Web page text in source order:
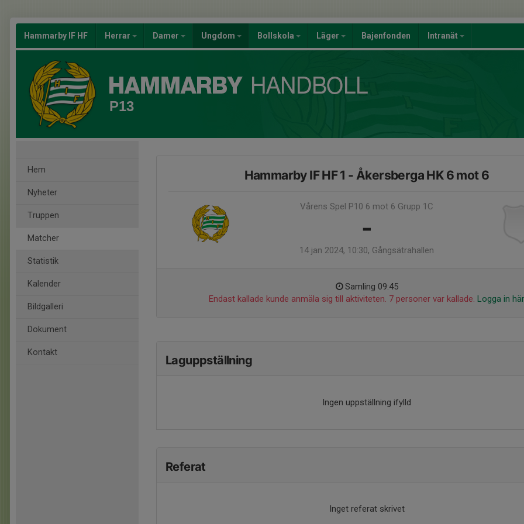
Hammarby IF HF Herrar Damer Ungdom Bollskola Läger Bajenfonden Intranät
P13
Hem
Nyheter
Truppen
Matcher
Statistik
Kalender
Bildgalleri
Dokument
Kontakt
Hammarby IF HF 1 - Åkersberga HK 6 mot 6
Vårens Spel P10 6 mot 6 Grupp 1C
-
14 jan 2024, 10:30, Gångsätrahallen
Samling 09:45
Endast kallade kunde anmäla sig till aktiviteten. 7 personer var kallade. Logga in här
Laguppställning
Ingen uppställning ifylld
Referat
Inget referat skrivet